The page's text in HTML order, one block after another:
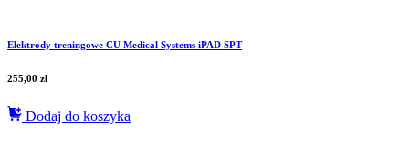
Elektrody treningowe CU Medical Systems iPAD SPT
255,00 zł
Dodaj do koszyka